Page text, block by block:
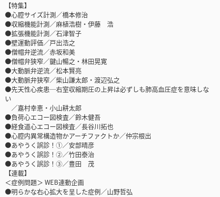
【特集】
●心腔サイズ計測／橋本修治
●収縮機能計測／麻植浩樹・伊藤 浩
●拡張機能計測／石津智子
●壁運動評価／戸出浩之
●僧帽弁逆流／赤坂和美
●僧帽弁狭窄／鍵山暢之・林田晃寛
●大動脈弁逆流／松本賢亮
●大動脈弁狭窄／柴山謙太郎・渡辺弘之
●先天性心疾患─右室収縮期圧の上昇は必ずしも肺高血圧症を意味しな
い
／嘉村幸恵・小山耕太郎
●負荷心エコー図検査／鈴木健吾
●経食道心エコー図検査／長谷川拓也
●心腔内異常構造物かアーチファクトか／仲宗根出
●あやうく誤診！①／安部晴彦
●あやうく誤診！②／竹田泰治
●あやうく誤診！③／豊田 茂
【連載】
＜症例問題＞ WEB連動企画
●明らかな右心拡大を呈した症例／山野哲弘